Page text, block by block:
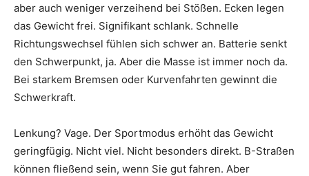
aber auch weniger verzeihend bei Stößen. Ecken legen
das Gewicht frei. Signifikant schlank. Schnelle
Richtungswechsel fühlen sich schwer an. Batterie senkt
den Schwerpunkt, ja. Aber die Masse ist immer noch da.
Bei starkem Bremsen oder Kurvenfahrten gewinnt die
Schwerkraft.
Lenkung? Vage. Der Sportmodus erhöht das Gewicht
geringfügig. Nicht viel. Nicht besonders direkt. B-Straßen
können fließend sein, wenn Sie gut fahren. Aber